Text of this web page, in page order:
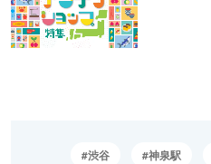
渋谷 神泉駅